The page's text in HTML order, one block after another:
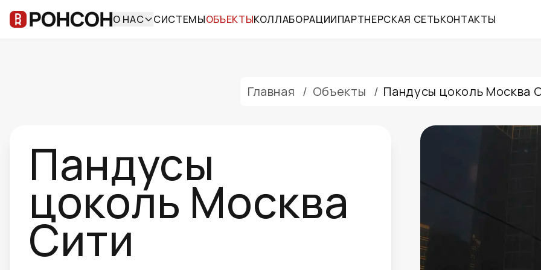
О НАС СИСТЕМЫОБЪЕКТЫКОЛЛАБОРАЦИИПАРТНЕРСКАЯ СЕТЬКОНТАКТЫ
Главная / Объекты / Пандусы цоколь Москва
Пандусы
цоколь Москва
Сити